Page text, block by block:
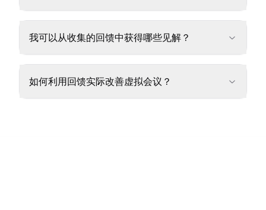
我可以从收集的回馈中获得哪些见解？
如何利用回馈实际改善虚拟会议？